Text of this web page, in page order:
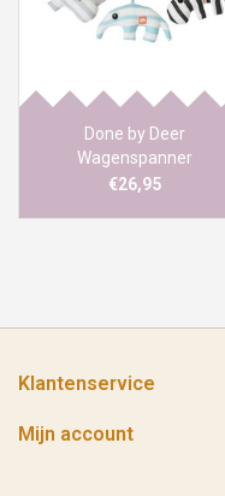
Done by Deer
Wagenspanner
Zoopreme blue
€26,95
Klantenservice
Mijn account